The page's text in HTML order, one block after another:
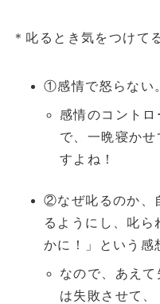
＊叱るとき気をつけて
①感情で怒らない
感情のコント
で、一晩寝か
すよね！
②なぜ叱るのか、
るようにし、叱ら
かに！」という感
なので、あえ
は失敗させて